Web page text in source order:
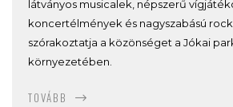
látványos musicalek, népszerű
koncertélmények és nagyszabású
szórakoztatja a közönséget a Jókai
környezetében.
TOVÁBB